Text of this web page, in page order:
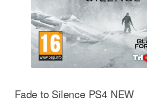
Fade to Silence PS4 NEW